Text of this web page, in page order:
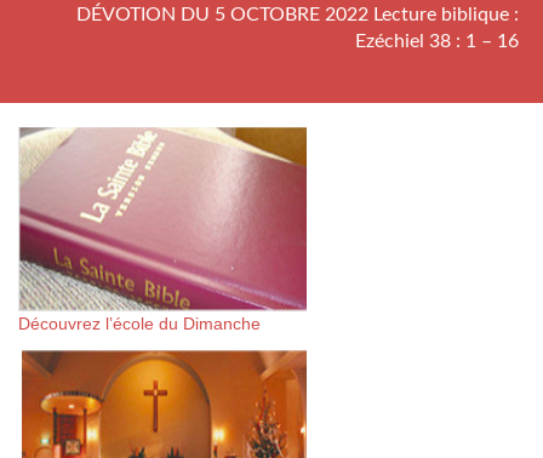
DÉVOTION DU 5 OCTOBRE 2022 Lecture biblique :
Ezéchiel 38 : 1 – 16
Découvrez l’école du Dimanche